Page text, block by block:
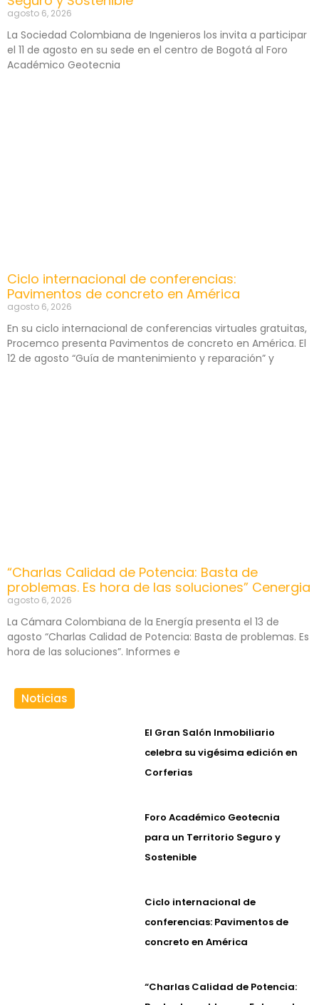
agosto 6, 2026
La Sociedad Colombiana de Ingenieros los invita a participar
el 11 de agosto en su sede en el centro de Bogotá al Foro
Académico Geotecnia
Ciclo internacional de conferencias:
Pavimentos de concreto en América
agosto 6, 2026
En su ciclo internacional de conferencias virtuales gratuitas,
Procemco presenta Pavimentos de concreto en América. El
12 de agosto “Guía de mantenimiento y reparación” y
“Charlas Calidad de Potencia: Basta de
problemas. Es hora de las soluciones” Cenergia
agosto 6, 2026
La Cámara Colombiana de la Energía presenta el 13 de
agosto “Charlas Calidad de Potencia: Basta de problemas. Es
hora de las soluciones”. Informes e
Noticias
El Gran Salón Inmobiliario
celebra su vigésima edición en
Corferias
Foro Académico Geotecnia
para un Territorio Seguro y
Sostenible
Ciclo internacional de
conferencias: Pavimentos de
concreto en América
“Charlas Calidad de Potencia: